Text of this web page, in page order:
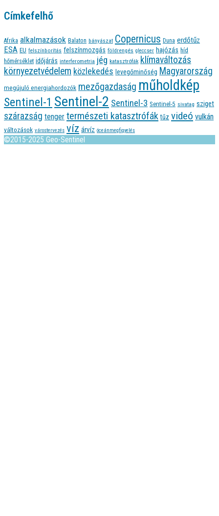
Címkefelhő
Afrika alkalmazások Balaton bányászat Copernicus Duna erdőtűz
ESA EU felszínborítás felszínmozgás földrengés gleccser hajózás híd
hőmérséklet időjárás interferometria jég katasztrófák klímaváltozás
környezetvédelem közlekedés levegőminőség Magyarország
megújuló energiahordozók mezőgazdaság műholdkép
Sentinel-1 Sentinel-2 Sentinel-3 Sentinel-5 sivatag sziget
szárazság tenger természeti katasztrófák tűz videó vulkán
változások várostervezés víz árvíz óceánmegfigyelés
©2015-2025 Geo-Sentinel